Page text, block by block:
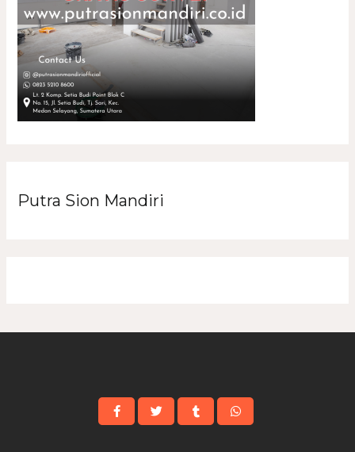
Putra Sion Mandiri